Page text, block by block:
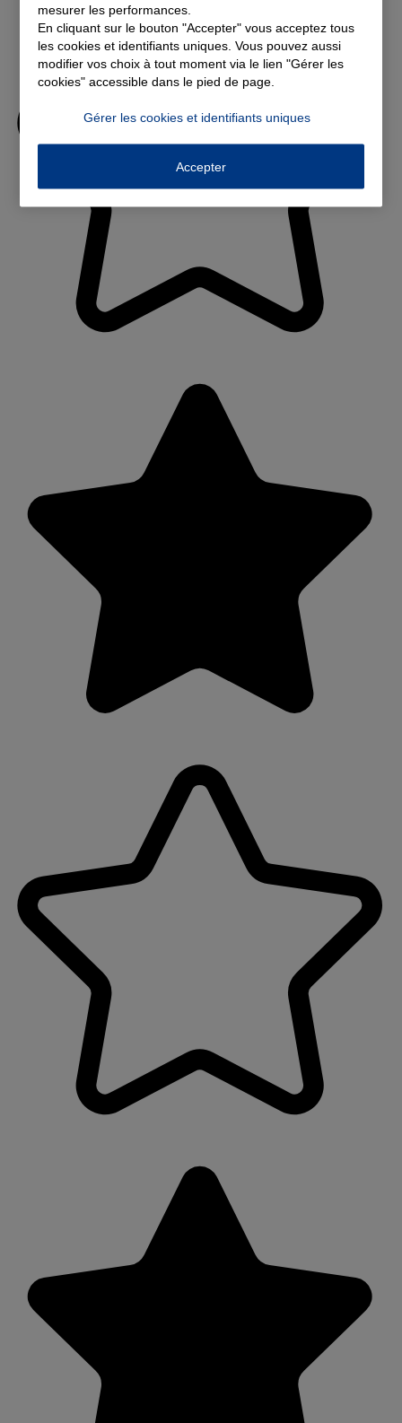
mesurer les performances.
En cliquant sur le bouton "Accepter" vous acceptez tous
les cookies et identifiants uniques. Vous pouvez aussi
modifier vos choix à tout moment via le lien "Gérer les
cookies" accessible dans le pied de page.
Gérer les cookies et identifiants uniques
Accepter